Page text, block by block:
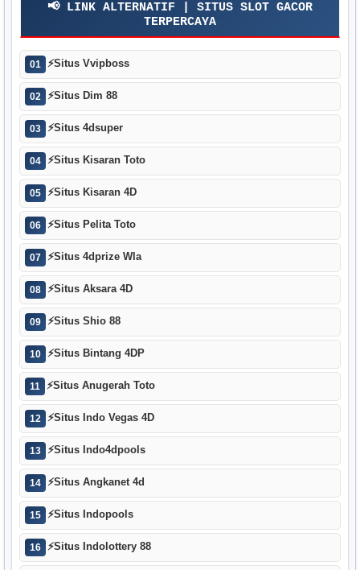
📢 LINK ALTERNATIF | SITUS SLOT GACOR
TERPERCAYA
01 ⚡Situs Vvipboss
02 ⚡Situs Dim 88
03 ⚡Situs 4dsuper
04 ⚡Situs Kisaran Toto
05 ⚡Situs Kisaran 4D
06 ⚡Situs Pelita Toto
07 ⚡Situs 4dprize Wla
08 ⚡Situs Aksara 4D
09 ⚡Situs Shio 88
10 ⚡Situs Bintang 4DP
11 ⚡Situs Anugerah Toto
12 ⚡Situs Indo Vegas 4D
13 ⚡Situs Indo4dpools
14 ⚡Situs Angkanet 4d
15 ⚡Situs Indopools
16 ⚡Situs Indolottery 88